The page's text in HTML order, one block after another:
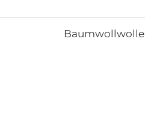
Baumwollwolle